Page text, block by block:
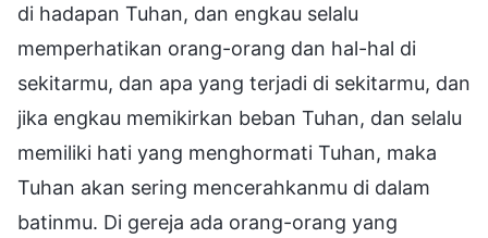
di hadapan Tuhan, dan engkau selalu
memperhatikan orang-orang dan hal-hal di
sekitarmu, dan apa yang terjadi di sekitarmu, dan
jika engkau memikirkan beban Tuhan, dan selalu
memiliki hati yang menghormati Tuhan, maka
Tuhan akan sering mencerahkanmu di dalam
batinmu. Di gereja ada orang-orang yang